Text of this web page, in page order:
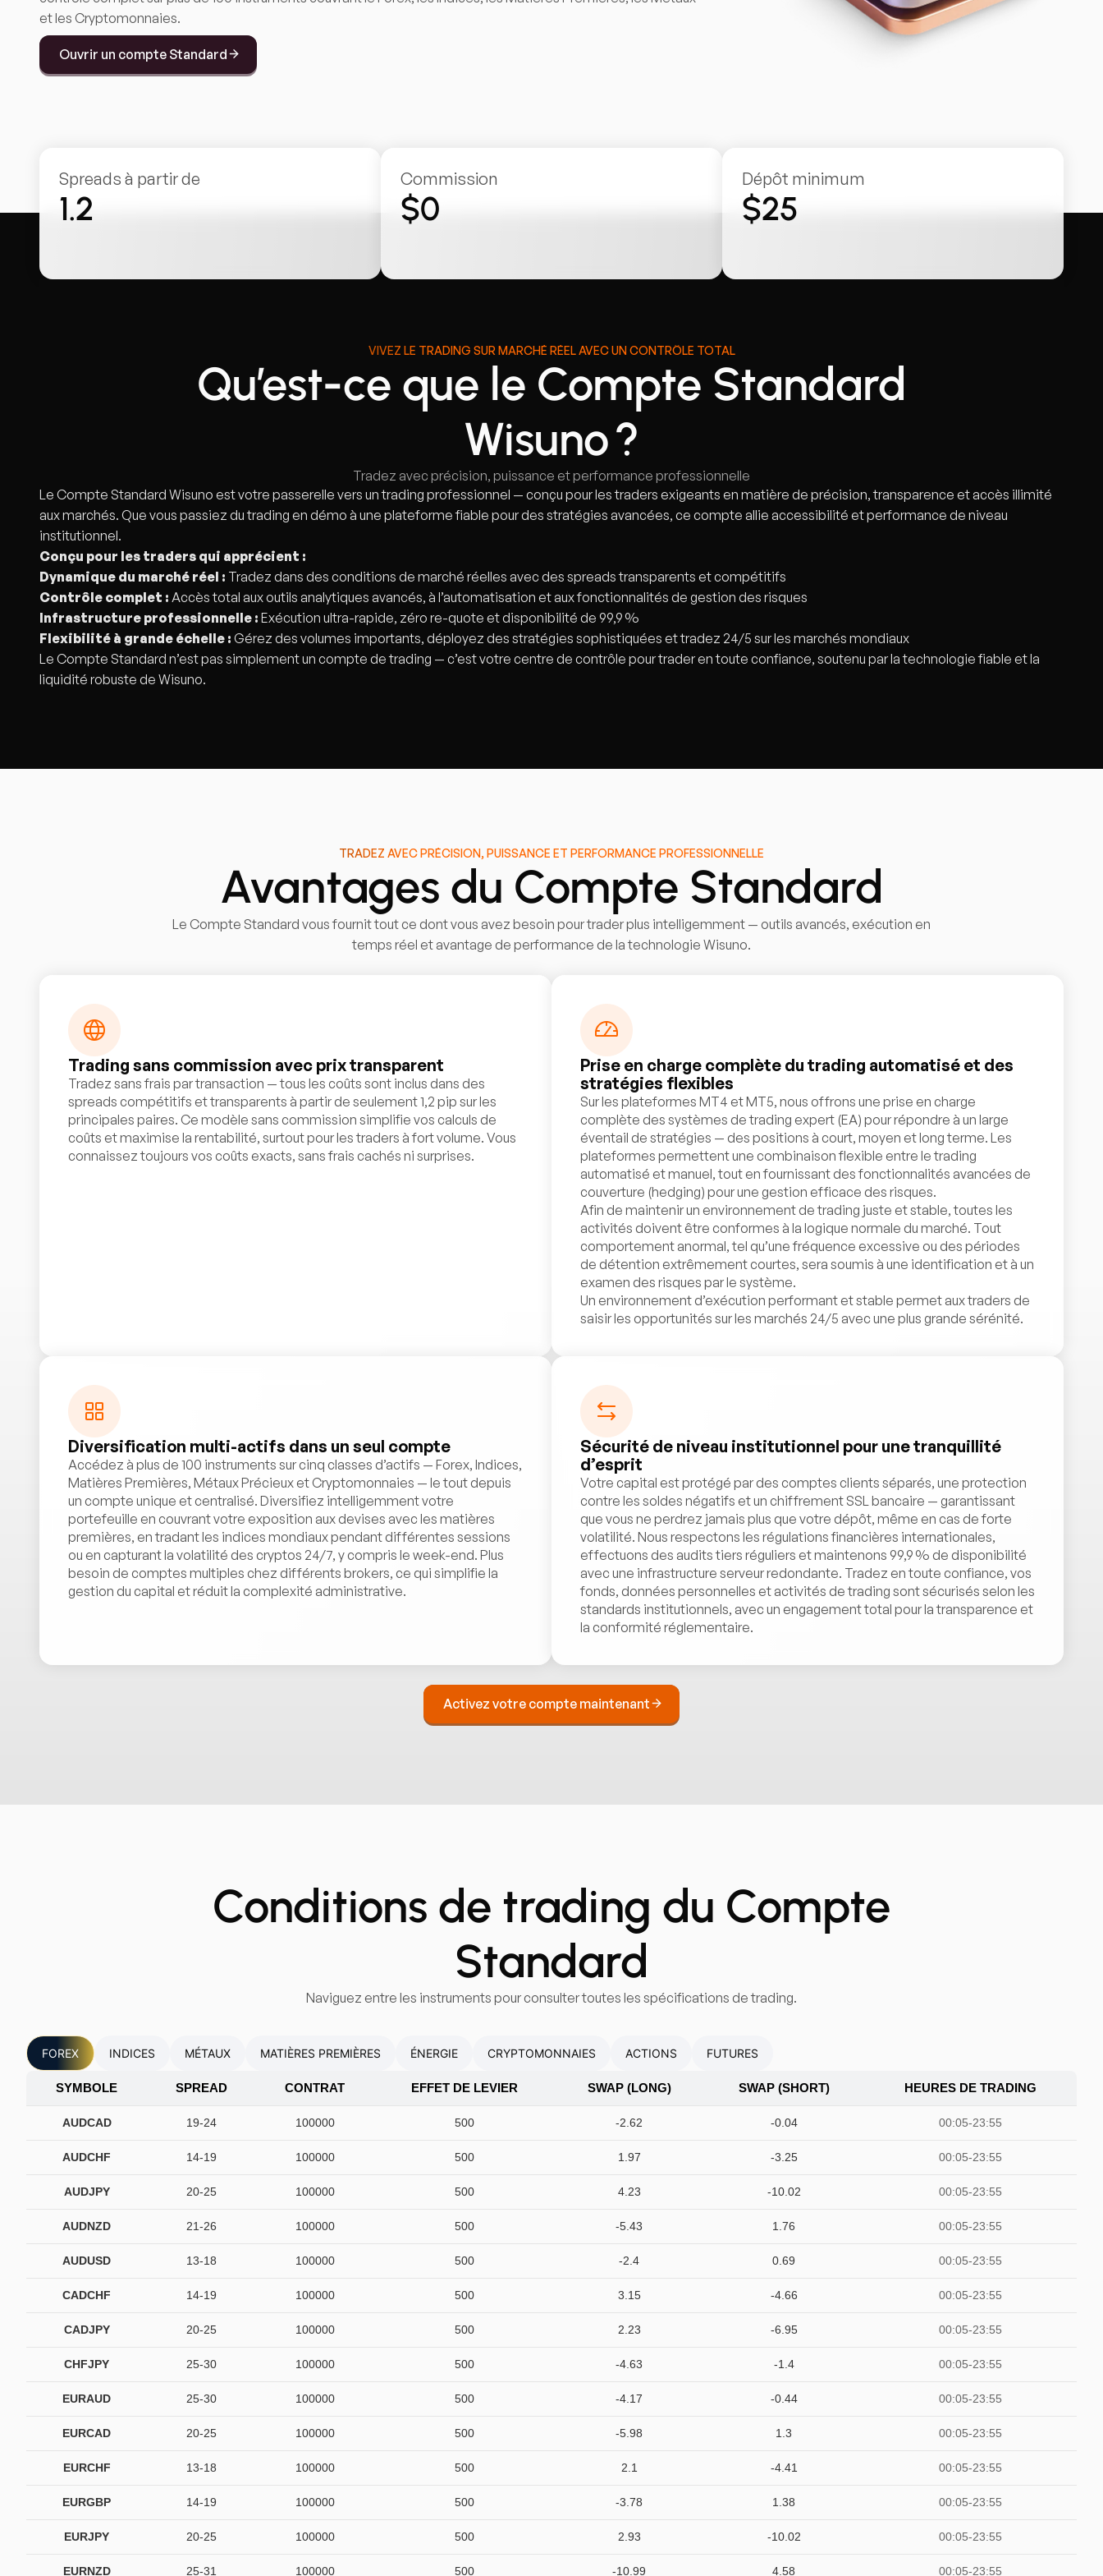
et les Cryptomonnaies.
Ouvrir un compte Standard
Spreads à partir de
1.2
Commission
$0
Dépôt minimum
$25
VIVEZ LE TRADING SUR MARCHÉ RÉEL AVEC UN CONTRÔLE TOTAL
Qu’est-ce que le Compte Standard
Wisuno ?
Tradez avec précision, puissance et performance professionnelle
Le Compte Standard Wisuno est votre passerelle vers un trading professionnel — conçu pour les traders exigeants en matière de précision, transparence et accès illimité
aux marchés. Que vous passiez du trading en démo à une plateforme fiable pour des stratégies avancées, ce compte allie accessibilité et performance de niveau
institutionnel.
Conçu pour les traders qui apprécient :
Dynamique du marché réel : Tradez dans des conditions de marché réelles avec des spreads transparents et compétitifs
Contrôle complet : Accès total aux outils analytiques avancés, à l’automatisation et aux fonctionnalités de gestion des risques
Infrastructure professionnelle : Exécution ultra-rapide, zéro re-quote et disponibilité de 99,9 %
Flexibilité à grande échelle : Gérez des volumes importants, déployez des stratégies sophistiquées et tradez 24/5 sur les marchés mondiaux
Le Compte Standard n’est pas simplement un compte de trading — c’est votre centre de contrôle pour trader en toute confiance, soutenu par la technologie fiable et la
liquidité robuste de Wisuno.
TRADEZ AVEC PRÉCISION, PUISSANCE ET PERFORMANCE PROFESSIONNELLE
Avantages du Compte Standard
Le Compte Standard vous fournit tout ce dont vous avez besoin pour trader plus intelligemment — outils avancés, exécution en
temps réel et avantage de performance de la technologie Wisuno.
Trading sans commission avec prix transparent
Tradez sans frais par transaction — tous les coûts sont inclus dans des
spreads compétitifs et transparents à partir de seulement 1,2 pip sur les
principales paires. Ce modèle sans commission simplifie vos calculs de
coûts et maximise la rentabilité, surtout pour les traders à fort volume. Vous
connaissez toujours vos coûts exacts, sans frais cachés ni surprises.
Prise en charge complète du trading automatisé et des
stratégies flexibles
Sur les plateformes MT4 et MT5, nous offrons une prise en charge
complète des systèmes de trading expert (EA) pour répondre à un large
éventail de stratégies — des positions à court, moyen et long terme. Les
plateformes permettent une combinaison flexible entre le trading
automatisé et manuel, tout en fournissant des fonctionnalités avancées de
couverture (hedging) pour une gestion efficace des risques.
Afin de maintenir un environnement de trading juste et stable, toutes les
activités doivent être conformes à la logique normale du marché. Tout
comportement anormal, tel qu’une fréquence excessive ou des périodes
de détention extrêmement courtes, sera soumis à une identification et à un
examen des risques par le système.
Un environnement d’exécution performant et stable permet aux traders de
saisir les opportunités sur les marchés 24/5 avec une plus grande sérénité.
Diversification multi-actifs dans un seul compte
Accédez à plus de 100 instruments sur cinq classes d’actifs — Forex, Indices,
Matières Premières, Métaux Précieux et Cryptomonnaies — le tout depuis
un compte unique et centralisé. Diversifiez intelligemment votre
portefeuille en couvrant votre exposition aux devises avec les matières
premières, en tradant les indices mondiaux pendant différentes sessions
ou en capturant la volatilité des cryptos 24/7, y compris le week-end. Plus
besoin de comptes multiples chez différents brokers, ce qui simplifie la
gestion du capital et réduit la complexité administrative.
Sécurité de niveau institutionnel pour une tranquillité
d’esprit
Votre capital est protégé par des comptes clients séparés, une protection
contre les soldes négatifs et un chiffrement SSL bancaire — garantissant
que vous ne perdrez jamais plus que votre dépôt, même en cas de forte
volatilité. Nous respectons les régulations financières internationales,
effectuons des audits tiers réguliers et maintenons 99,9 % de disponibilité
avec une infrastructure serveur redondante. Tradez en toute confiance, vos
fonds, données personnelles et activités de trading sont sécurisés selon les
standards institutionnels, avec un engagement total pour la transparence et
la conformité réglementaire.
Activez votre compte maintenant
Conditions de trading du Compte
Standard
Naviguez entre les instruments pour consulter toutes les spécifications de trading.
FOREX INDICES MÉTAUX MATIÈRES PREMIÈRES ÉNERGIE CRYPTOMONNAIES ACTIONS FUTURES
SYMBOLE SPREAD CONTRAT EFFET DE LEVIER SWAP (LONG) SWAP (SHORT) HEURES DE TRADING
AUDCAD 19-24 100000 500 -2.62 -0.04 00:05-23:55
AUDCHF 14-19 100000 500 1.97 -3.25 00:05-23:55
AUDJPY 20-25 100000 500 4.23 -10.02 00:05-23:55
AUDNZD 21-26 100000 500 -5.43 1.76 00:05-23:55
AUDUSD 13-18 100000 500 -2.4 0.69 00:05-23:55
CADCHF 14-19 100000 500 3.15 -4.66 00:05-23:55
CADJPY 20-25 100000 500 2.23 -6.95 00:05-23:55
CHFJPY 25-30 100000 500 -4.63 -1.4 00:05-23:55
EURAUD 25-30 100000 500 -4.17 -0.44 00:05-23:55
EURCAD 20-25 100000 500 -5.98 1.3 00:05-23:55
EURCHF 13-18 100000 500 2.1 -4.41 00:05-23:55
EURGBP 14-19 100000 500 -3.78 1.38 00:05-23:55
EURJPY 20-25 100000 500 2.93 -10.02 00:05-23:55
EURNZD 25-31 100000 500 -10.99 4.58 00:05-23:55